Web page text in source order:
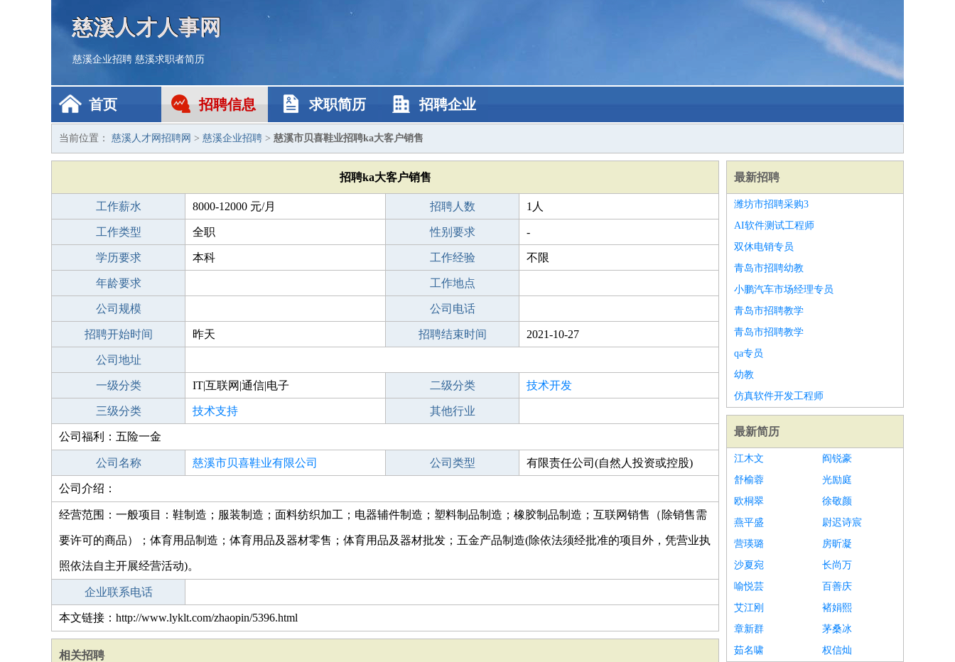
慈溪人才人事网
慈溪企业招聘 慈溪求职者简历
首页 招聘信息 求职简历 招聘企业
当前位置： 慈溪人才网招聘网 > 慈溪企业招聘 > 慈溪市贝喜鞋业招聘ka大客户销售
招聘ka大客户销售
工作薪水 8000-12000 元/月 招聘人数 1人
工作类型 全职 性别要求 -
学历要求 本科 工作经验 不限
年龄要求 工作地点
公司规模 公司电话
招聘开始时间 昨天 招聘结束时间 2021-10-27
公司地址
一级分类 IT|互联网|通信|电子 二级分类 技术开发
三级分类 技术支持 其他行业
公司福利：五险一金
公司名称 慈溪市贝喜鞋业有限公司 公司类型 有限责任公司(自然人投资或控股)
公司介绍：
经营范围：一般项目：鞋制造；服装制造；面料纺织加工；电器辅件制造；塑料制品制造；橡胶制品制造；互联网销售（除销售需
要许可的商品）；体育用品制造；体育用品及器材零售；体育用品及器材批发；五金产品制造(除依法须经批准的项目外，凭营业执
照依法自主开展经营活动)。
企业联系电话
本文链接：http://www.lyklt.com/zhaopin/5396.html
相关招聘
最新招聘
潍坊市招聘采购3
AI软件测试工程师
双休电销专员
青岛市招聘幼教
小鹏汽车市场经理专员
青岛市招聘教学
青岛市招聘教学
qa专员
幼教
仿真软件开发工程师
最新简历
江木文
阎锐豪
舒榆蓉
光励庭
欧桐翠
徐敬颜
燕平盛
尉迟诗宸
营瑛璐
房昕凝
沙夏宛
长尚万
喻悦芸
百善庆
艾江刚
褚娟熙
章新群
茅桑冰
茹名啸
权信灿